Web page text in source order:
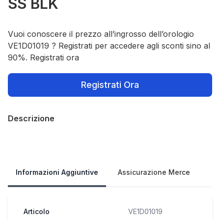
Vuoi conoscere il prezzo all’ingrosso dell’orologio
VE1D01019 ? Registrati per accedere agli sconti sino al
90%. Registrati ora
Registrati Ora
Descrizione
Informazioni Aggiuntive Assicurazione Merce
Articolo VE1D01019